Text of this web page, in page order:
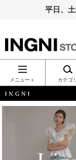
平日、
INGNI（
グ）公式通
販｜INGNI
STORE
メニュー＋ カテゴ